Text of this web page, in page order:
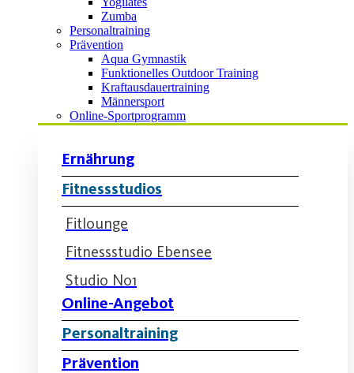
Zumba
Personaltraining
Prävention
Aqua Gymnastik
Funktionelles Outdoor Training
Kraftausdauertraining
Männersport
Online-Sportprogramm
Ernährung
Fitnessstudios
Fitlounge
Fitnessstudio Ebensee
Studio No1
Online-Angebot
Personaltraining
Prävention